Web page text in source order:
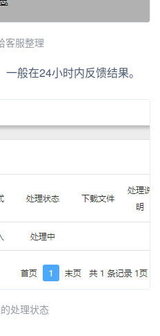
客服整理
般在24小时内反馈结果。
处理状态